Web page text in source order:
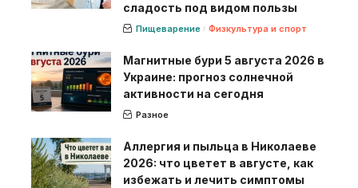
сладость под видом пользы
Пищеварение Физкультура и спорт
Магнитные бури 5 августа 2026 в
Украине: прогноз солнечной
активности на сегодня
Разное
Аллергия и пыльца в Николаеве
2026: что цветет в августе, как
избежать и лечить симптомы